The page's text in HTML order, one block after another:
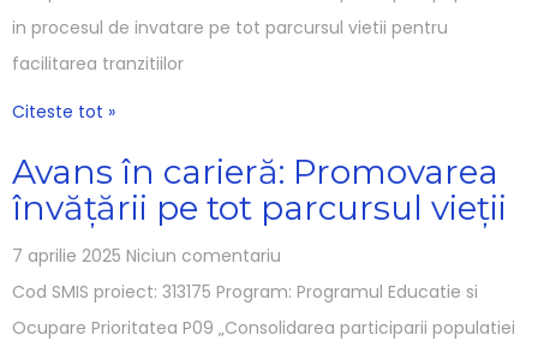
in procesul de invatare pe tot parcursul vietii pentru
facilitarea tranzitiilor
Citeste tot »
Avans în carieră: Promovarea
învățării pe tot parcursul vieții
7 aprilie 2025 Niciun comentariu
Cod SMIS proiect: 313175 Program: Programul Educatie si
Ocupare Prioritatea P09 „Consolidarea participarii populatiei